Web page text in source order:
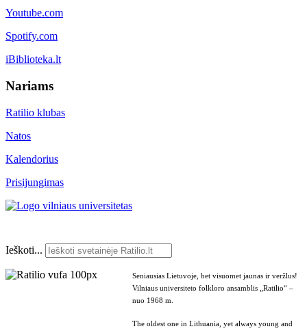
Youtube.com
Spotify.com
iBiblioteka.lt
Nariams
Ratilio klubas
Natos
Kalendorius
Prisijungimas
Ieškoti...
Seniausias Lietuvoje, bet visuomet jaunas ir veržlus!
Vilniaus universiteto folkloro ansamblis „Ratilio“ –
nuo 1968 m.
The oldest one in Lithuania, yet always young and